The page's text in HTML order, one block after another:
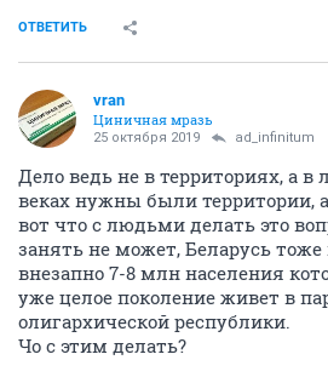
ОТВЕТИТЬ
vran
Циничная мразь
25 октября 2019 ad_infinitum
Дело ведь не в территориях, а в
веках нужны были территории,
вот что с людьми делать это
занять не может, Беларусь тоже
внезапно 7-8 млн населения
уже целое поколение живет в
олигархической республики.
Чо с этим делать?